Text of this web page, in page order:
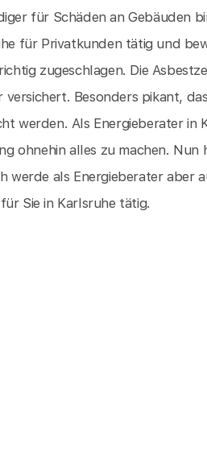
für Schäden an Gebäuden
für Privatkunden tätig und
zugeschlagen. Die
Besonders pikant,
werden. Als Energieberater in
ohnehin alles zu machen. Nun
werde als Energieberater aber
Sie in Karlsruhe tätig.